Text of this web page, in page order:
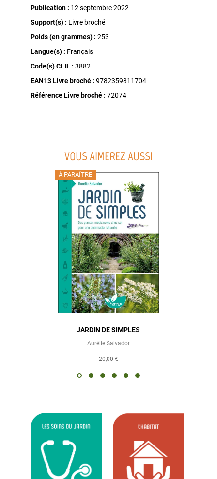
Publication : 12 septembre 2022
Support(s) : Livre broché
Poids (en grammes) : 253
Langue(s) : Français
Code(s) CLIL : 3882
EAN13 Livre broché : 9782359811704
Référence Livre broché : 72074
VOUS AIMEREZ AUSSI
À PARAÎTRE
JARDIN DE SIMPLES
Aurélie Salvador
20,00 €